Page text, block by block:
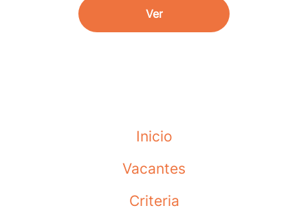
Ver
Inicio
Vacantes
Criteria